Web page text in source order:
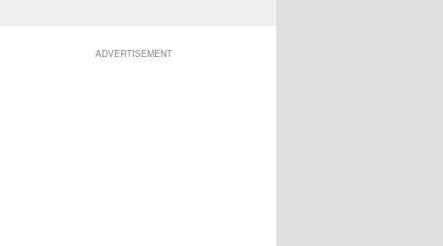
ADVERTISEMENT